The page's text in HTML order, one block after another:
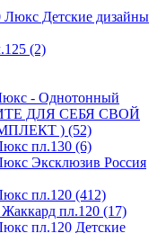
Детские дизайны
(2)
- Однотонный
ДЛЯ СЕБЯ СВОЙ
) (52)
пл.130 (6)
Эксклюзив Россия
пл.120 (412)
пл.120 (17)
пл.120 Детские